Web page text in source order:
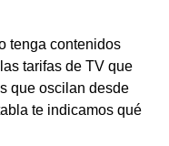
tenga contenidos
tarifas de TV que
que oscilan desde
te indicamos qué